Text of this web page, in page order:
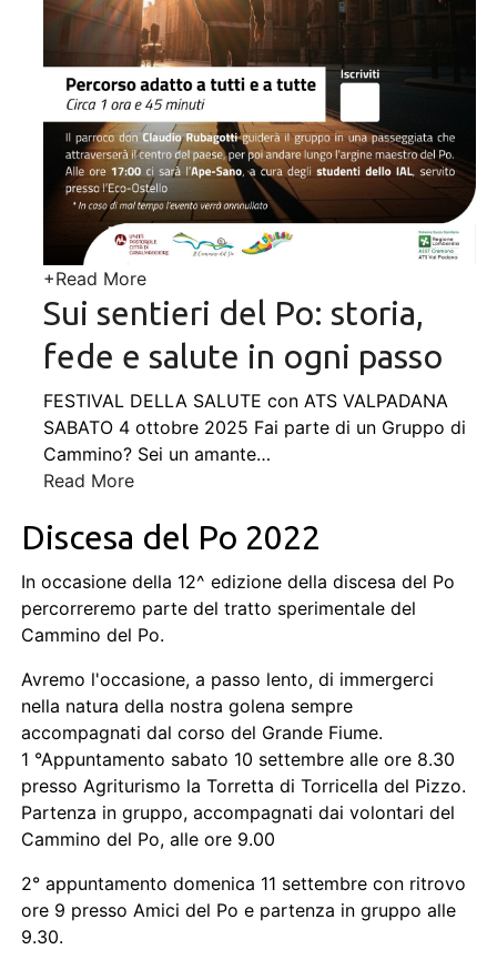
+Read More
Sui sentieri del Po: storia,
fede e salute in ogni passo
FESTIVAL DELLA SALUTE con ATS VALPADANA
SABATO 4 ottobre 2025 Fai parte di un Gruppo di
Cammino? Sei un amante…
Read More
Discesa del Po 2022
In occasione della 12^ edizione della discesa del Po
percorreremo parte del tratto sperimentale del
Cammino del Po.
Avremo l'occasione, a passo lento, di immergerci
nella natura della nostra golena sempre
accompagnati dal corso del Grande Fiume.
1 °Appuntamento sabato 10 settembre alle ore 8.30
presso Agriturismo la Torretta di Torricella del Pizzo.
Partenza in gruppo, accompagnati dai volontari del
Cammino del Po, alle ore 9.00
2° appuntamento domenica 11 settembre con ritrovo
ore 9 presso Amici del Po e partenza in gruppo alle
9.30.